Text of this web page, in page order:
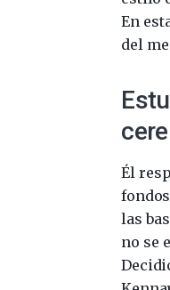
En
del
Él
las
no se